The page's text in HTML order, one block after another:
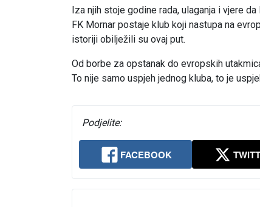
Iza njih stoje godine rada, ulaganja i vjere
FK Mornar postaje klub koji nastupa na
istoriji obilježili su ovaj put.
Od borbe za opstanak do evropskih
To nije samo uspjeh jednog kluba, to je
Podjelite:
FACEBOOK